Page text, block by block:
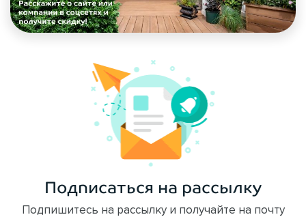
Подписаться на рассылку
Подпишитесь на рассылку и получайте на почту